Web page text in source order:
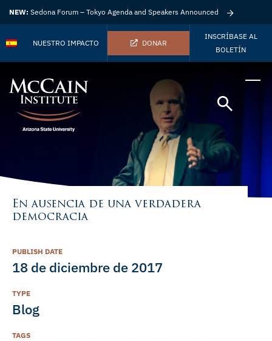
NEW: Sedona Forum – Tokyo Agenda and Speakers Announced
NUESTRO IMPACTO DONAR
INSCRÍBASE AL
BOLETÍN
En ausencia de una verdadera
democracia
PUBLISH DATE
18 de diciembre de 2017
TYPE
Blog
TAGS